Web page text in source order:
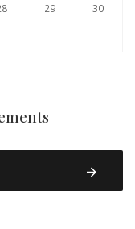
29 30